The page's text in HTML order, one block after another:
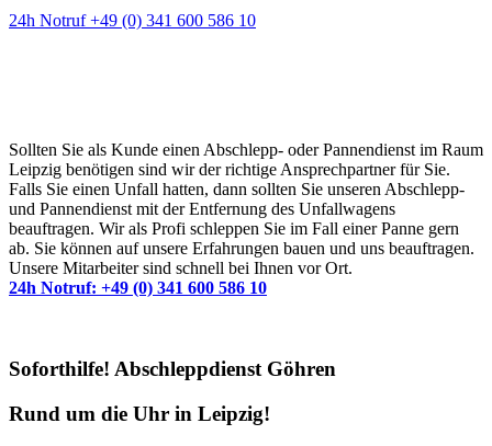
24h Notruf +49 (0) 341 600 586 10
Sollten Sie als Kunde einen Abschlepp- oder Pannendienst im Raum
Leipzig benötigen sind wir der richtige Ansprechpartner für Sie.
Falls Sie einen Unfall hatten, dann sollten Sie unseren Abschlepp-
und Pannendienst mit der Entfernung des Unfallwagens
beauftragen. Wir als Profi schleppen Sie im Fall einer Panne gern
ab. Sie können auf unsere Erfahrungen bauen und uns beauftragen.
Unsere Mitarbeiter sind schnell bei Ihnen vor Ort.
24h Notruf: +49 (0) 341 600 586 10
Soforthilfe! Abschleppdienst Göhren
Rund um die Uhr in Leipzig!